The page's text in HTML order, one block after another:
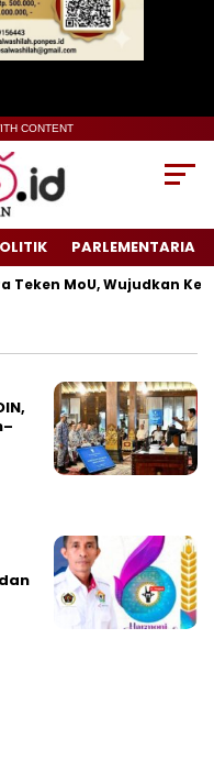
CONTENT
PARLEMENTARIA
Teken MoU, Wujudkan